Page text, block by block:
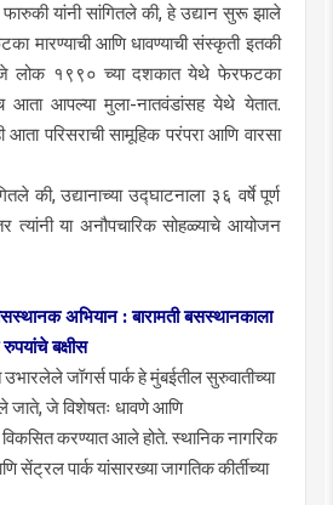
यांनी सांगितले की, हे उद्यान सुरू झाले
मारण्याची आणि धावण्याची संस्कृती इतकी
लोक १९९० च्या दशकात येथे फेरफटका
आता आपल्या मुला-नातवंडांसह येथे येतात.
आता परिसराची सामूहिक परंपरा आणि वारसा
की, उद्यानाच्या उद्घाटनाला ३६ वर्षे पूर्ण
त्यांनी या अनौपचारिक सोहळ्याचे आयोजन
अभियान : बारामती बसस्थानकाला
बक्षीस
जॉगर्स पार्क हे मुंबईतील सुरुवातीच्या
जाते, जे विशेषतः धावणे आणि
विकसित करण्यात आले होते. स्थानिक नागरिक
सेंट्रल पार्क यांसारख्या जागतिक कीर्तीच्या